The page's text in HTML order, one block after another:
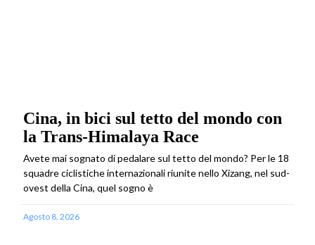
Cina, in bici sul tetto del mondo con
la Trans-Himalaya Race
Avete mai sognato di pedalare sul tetto del mondo? Per le 18
squadre ciclistiche internazionali riunite nello Xizang, nel sud-
ovest della Cina, quel sogno è
Agosto 8, 2026